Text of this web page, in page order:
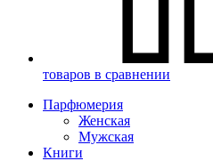
товаров в сравнении
Парфюмерия
Женская
Мужская
Книги